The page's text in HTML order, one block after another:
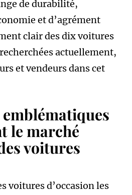
de durabilité,
et d’agrément
clair des dix voitures
actuellement,
et vendeurs dans cet
le marché
voitures
voitures d’occasion les